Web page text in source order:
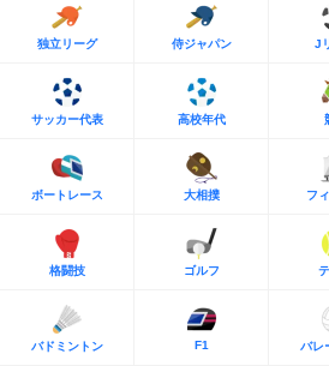
独立リーグ 侍ジャパン J
サッカー代表 高校年代
ボートレース 大相撲 フ
格闘技 ゴルフ
バドミントン F1 バレ